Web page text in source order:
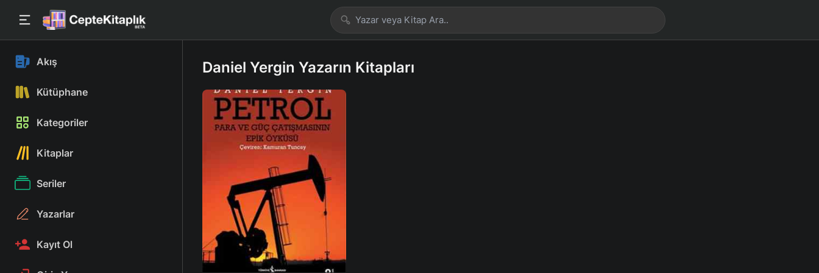
Akış
Kütüphane
Kategoriler
Kitaplar
Seriler
Yazarlar
Kayıt Ol
Daniel Yergin Yazarın Kitapları